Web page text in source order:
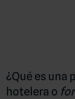
¿Qué es una
hotelera o